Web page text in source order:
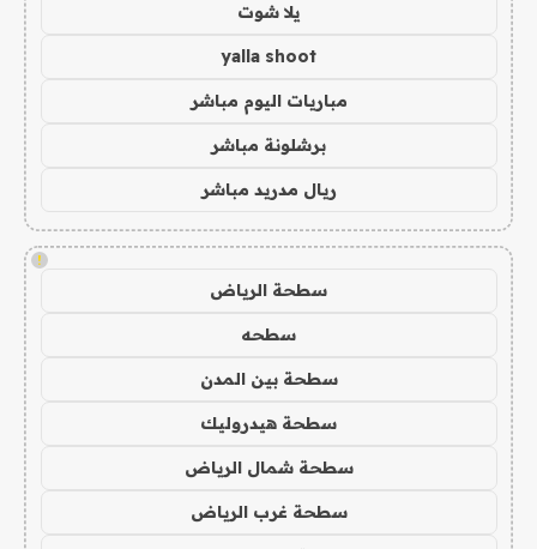
يلا شوت
yalla shoot
مباريات اليوم مباشر
برشلونة مباشر
ريال مدريد مباشر
!
سطحة الرياض
سطحه
سطحة بين المدن
سطحة هيدروليك
سطحة شمال الرياض
سطحة غرب الرياض